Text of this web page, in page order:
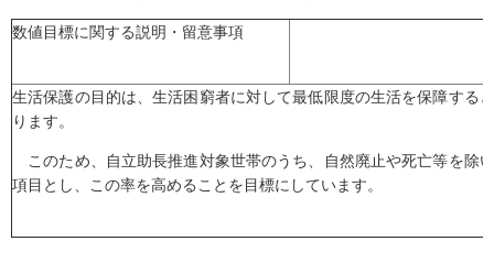
数値目標に関する説明・留意事項
生活保護の目的は、生活困窮者に対して最低限度の生活を保障する
ります。
このため、自立助長推進対象世帯のうち、自然廃止や死亡等を除
項目とし、この率を高めることを目標にしています。